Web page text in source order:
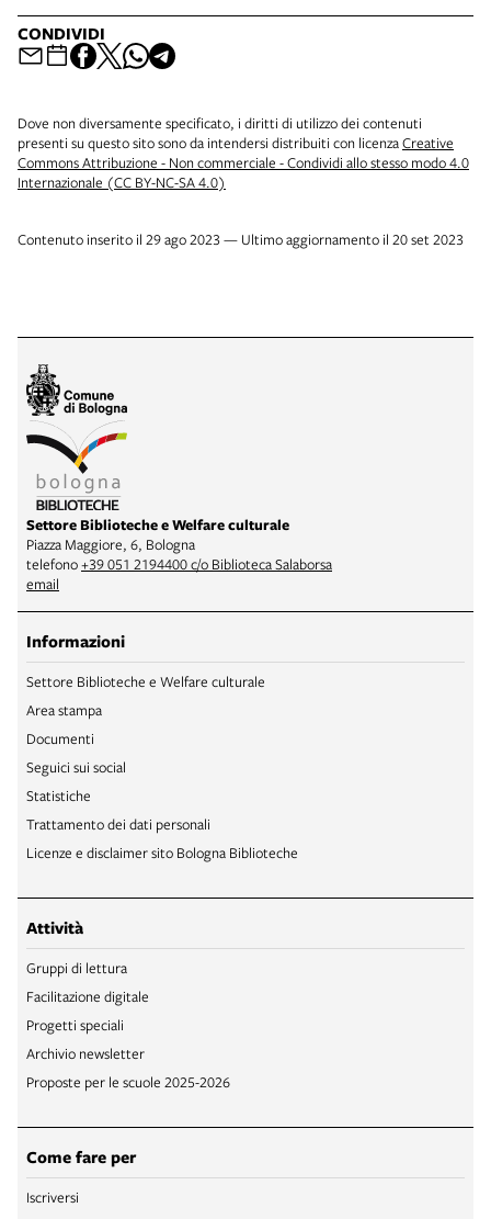
CONDIVIDI
Dove non diversamente specificato, i diritti di utilizzo dei contenuti
presenti su questo sito sono da intendersi distribuiti con licenzaCreative
Commons Attribuzione - Non commerciale - Condividi allo stesso modo 4.0
Internazionale (CC BY-NC-SA 4.0)
Contenuto inserito il 29 ago 2023 — Ultimo aggiornamento il 20 set 2023
Settore Biblioteche e Welfare culturale
Piazza Maggiore, 6, Bologna
telefono+39 051 2194400 c/o Biblioteca Salaborsa
email
Informazioni
Settore Biblioteche e Welfare culturale
Area stampa
Documenti
Seguici sui social
Statistiche
Trattamento dei dati personali
Licenze e disclaimer sito Bologna Biblioteche
Attività
Gruppi di lettura
Facilitazione digitale
Progetti speciali
Archivio newsletter
Proposte per le scuole 2025-2026
Come fare per
Iscriversi